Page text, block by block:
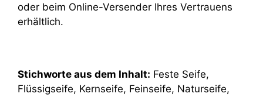
oder beim Online-Versender Ihres Vertrauens
erhältlich.
Stichworte aus dem Inhalt: Feste Seife,
Flüssigseife, Kernseife, Feinseife, Naturseife,